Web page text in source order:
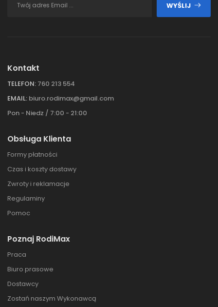
WYŚLIJ
Kontakt
TELEFON: 760 213 554
EMAIL: biuro.rodimax@gmail.com
Pon - Niedz / 7:00 - 21:00
Obsługa Klienta
Formy płatności
Czas i koszty dostawy
Zwroty i reklamacje
Regulaminy
Pomoc
Poznaj RodiMax
Praca
Biuro prasowe
Dostawcy
Zostań naszym Wykonawcą